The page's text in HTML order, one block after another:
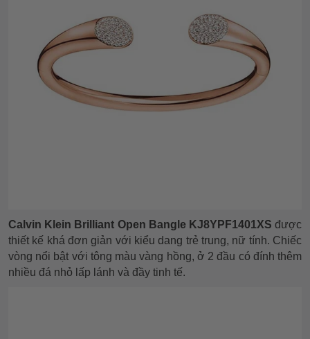
Calvin Klein Brilliant Open Bangle KJ8YPF1401XS được
thiết kế khá đơn giản với kiểu dang trẻ trung, nữ tính. Chiếc
vòng nổi bật với tông màu vàng hồng, ở 2 đầu có đính thêm
nhiều đá nhỏ lấp lánh và đầy tinh tế.